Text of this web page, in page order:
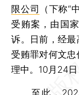
限公司
（下称“
受贿案，由国
诉。日前，经
受贿罪对何文
理中。10月24日
至此，2024